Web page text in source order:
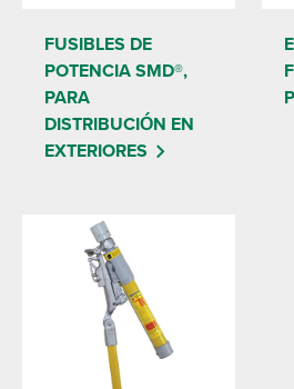
FUSIBLES DE
POTENCIA SMD®,
PARA
DISTRIBUCIÓN EN
EXTERIORES